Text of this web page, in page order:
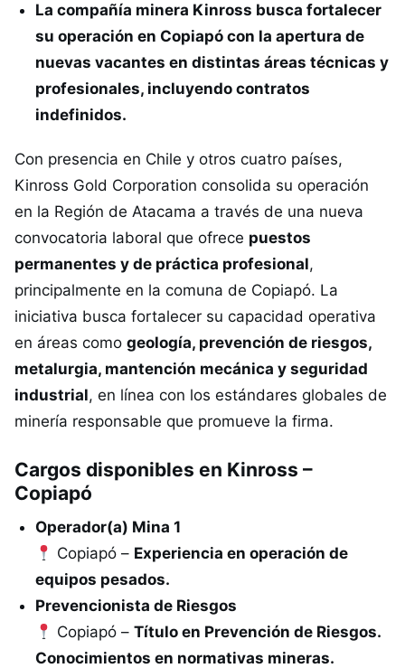
La compañía minera Kinross busca fortalecer
su operación en Copiapó con la apertura de
nuevas vacantes en distintas áreas técnicas y
profesionales, incluyendo contratos
indefinidos.
Con presencia en Chile y otros cuatro países,
Kinross Gold Corporation consolida su operación
en la Región de Atacama a través de una nueva
convocatoria laboral que ofrece puestos
permanentes y de práctica profesional,
principalmente en la comuna de Copiapó. La
iniciativa busca fortalecer su capacidad operativa
en áreas como geología, prevención de riesgos,
metalurgia, mantención mecánica y seguridad
industrial, en línea con los estándares globales de
minería responsable que promueve la firma.
Cargos disponibles en Kinross –
Copiapó
Operador(a) Mina 1
Copiapó – Experiencia en operación de
equipos pesados.
Prevencionista de Riesgos
Copiapó –Título en Prevención de Riesgos.
Conocimientos en normativas mineras.